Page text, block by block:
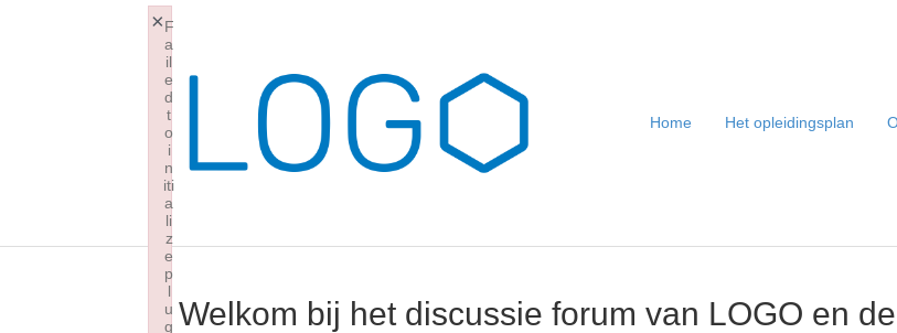
Home Het opleidingsplan
Welkom bij het discussie forum van LOGO en
F
a
il
e
d
t
o
i
n
iti
a
li
z
e
p
l
u
g
×